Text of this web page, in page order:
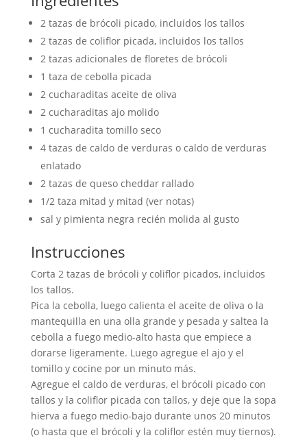
2 tazas de brócoli picado, incluidos los tallos
2 tazas de coliflor picada, incluidos los tallos
2 tazas adicionales de floretes de brócoli
1 taza de cebolla picada
2 cucharaditas aceite de oliva
2 cucharaditas ajo molido
1 cucharadita tomillo seco
4 tazas de caldo de verduras o caldo de verduras
enlatado
2 tazas de queso cheddar rallado
1/2 taza mitad y mitad (ver notas)
sal y pimienta negra recién molida al gusto
Instrucciones
Corta 2 tazas de brócoli y coliflor picados, incluidos
los tallos.
Pica la cebolla, luego calienta el aceite de oliva o la
mantequilla en una olla grande y pesada y saltea la
cebolla a fuego medio-alto hasta que empiece a
dorarse ligeramente. Luego agregue el ajo y el
tomillo y cocine por un minuto más.
Agregue el caldo de verduras, el brócoli picado con
tallos y la coliflor picada con tallos, y deje que la sopa
hierva a fuego medio-bajo durante unos 20 minutos
(o hasta que el brócoli y la coliflor estén muy tiernos).